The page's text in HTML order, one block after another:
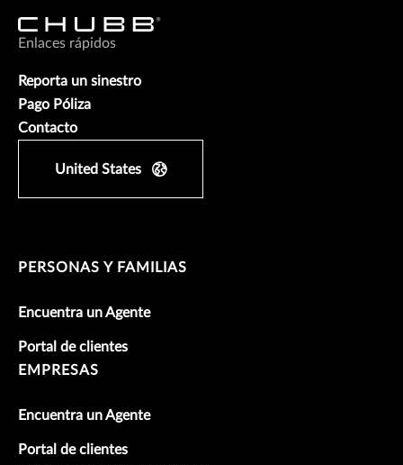
Enlaces rápidos
Reporta un sinestro
Pago Póliza
Contacto
United States
PERSONAS Y FAMILIAS
Encuentra un Agente
Portal de clientes
EMPRESAS
Encuentra un Agente
Portal de clientes